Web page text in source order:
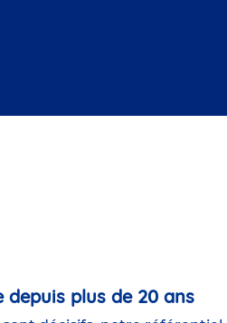
depuis plus de 20 ans